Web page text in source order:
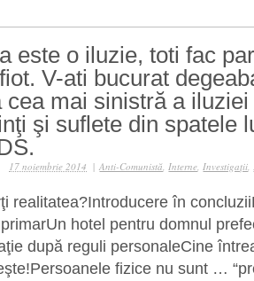
este o iluzie, toti fac
V-ati bucurat
cea mai sinistră a
şi suflete din spatele
| Anti-Comunistă,Interne,Investigaţii,
17 noiembrie 2014
realitatea?Introducere în
hotel pentru domnul
după reguli personaleCine
fizice nu sunt …